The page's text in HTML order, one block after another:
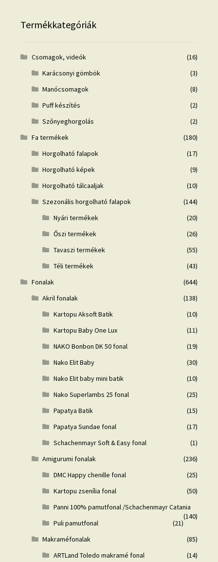
Termékkategóriák
Csomagok, videók
(16)
Karácsonyi gömbök
(3)
Manócsomagok
(8)
Puff készítés
(2)
Szőnyeghorgolás
(2)
Fa termékek
(180)
Horgolható falapok
(17)
Horgolható képek
(9)
Horgolható tálcaaljak
(10)
Szezonális horgolható falapok
(144)
Nyári termékek
(20)
Őszi termékek
(26)
Tavaszi termékek
(55)
Téli termékek
(43)
Fonalak
(644)
Akril fonalak
(138)
Kartopu Aksoft Batik
(10)
Kartopu Baby One Lux
(11)
NAKO Bonbon DK 50 fonal
(19)
Nako Elit Baby
(30)
Nako Elit baby mini batik
(10)
Nako Superlambs 25 fonal
(25)
Papatya Batik
(15)
Papatya Sundae fonal
(17)
Schachenmayr Soft & Easy fonal
(1)
Amigurumi fonalak
(236)
DMC Happy chenille fonal
(25)
Kartopu zsenília fonal
(50)
Panni 100% pamutfonal /Schachenmayr Catania
(140)
Puli pamutfonal
(21)
Makraméfonalak
(85)
ARTLand Toledo makramé fonal
(14)